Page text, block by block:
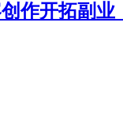
作开拓副业